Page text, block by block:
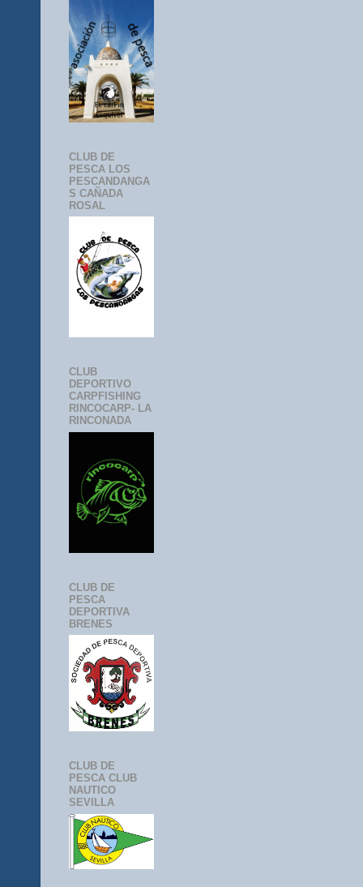
CLUB DE
PESCA LOS
PESCANDANGA
S CAÑADA
ROSAL
CLUB
DEPORTIVO
CARPFISHING
RINCOCARP- LA
RINCONADA
CLUB DE
PESCA
DEPORTIVA
BRENES
CLUB DE
PESCA CLUB
NAUTICO
SEVILLA